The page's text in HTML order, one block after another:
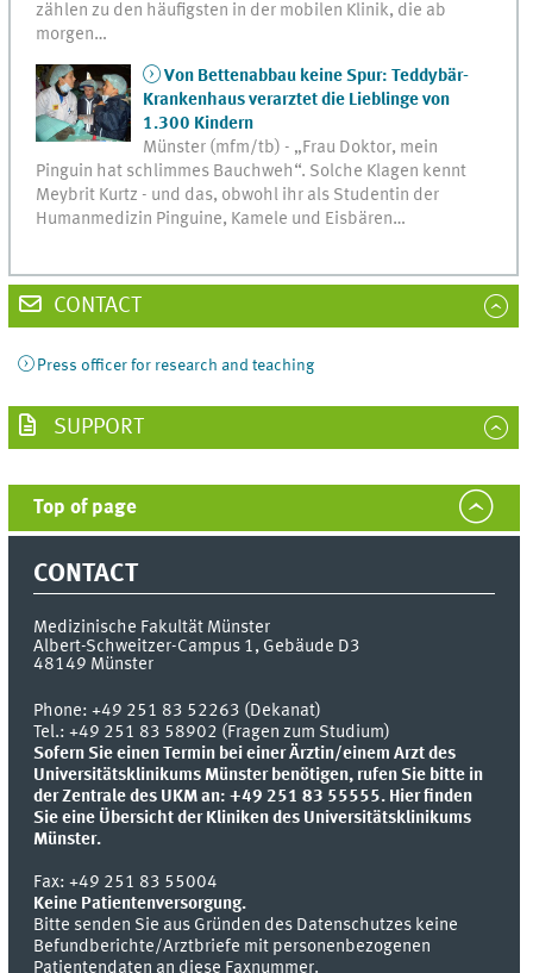
zählen zu den häufigsten in der mobilen Klinik, die ab
morgen…
Von Bettenabbau keine Spur: Teddybär-
Krankenhaus verarztet die Lieblinge von
1.300 Kindern
Münster (mfm/tb) - „Frau Doktor, mein
Pinguin hat schlimmes Bauchweh“. Solche Klagen kennt
Meybrit Kurtz - und das, obwohl ihr als Studentin der
Humanmedizin Pinguine, Kamele und Eisbären…
CONTACT
Press officer for research and teaching
SUPPORT
Top of page
CONTACT
Medizinische Fakultät Münster
Albert-Schweitzer-Campus 1, Gebäude D3
48149 Münster
Phone:+49 251 83 52263 (Dekanat)
Tel.: +49 251 83 58902 (Fragen zum Studium)
Sofern Sie einen Termin bei einer Ärztin/einem Arzt des
Universitätsklinikums Münster benötigen, rufen Sie bitte in
der Zentrale des UKM an: +49 251 83 55555. Hier finden
Sie eine Übersicht der Kliniken des Universitätsklinikums
Münster.
Fax:+49 251 83 55004
Keine Patientenversorgung.
Bitte senden Sie aus Gründen des Datenschutzes keine
Befundberichte/Arztbriefe mit personenbezogenen
Patientendaten an diese Faxnummer.